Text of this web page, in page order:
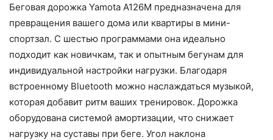
Беговая дорожка Yamota A126M предназначена для
превращения вашего дома или квартиры в мини-
спортзал. С шестью программами она идеально
подходит как новичкам, так и опытным бегунам для
индивидуальной настройки нагрузки. Благодаря
встроенному Bluetooth можно наслаждаться музыкой,
которая добавит ритм ваших тренировок. Дорожка
оборудована системой амортизации, что снижает
нагрузку на суставы при беге. Угол наклона